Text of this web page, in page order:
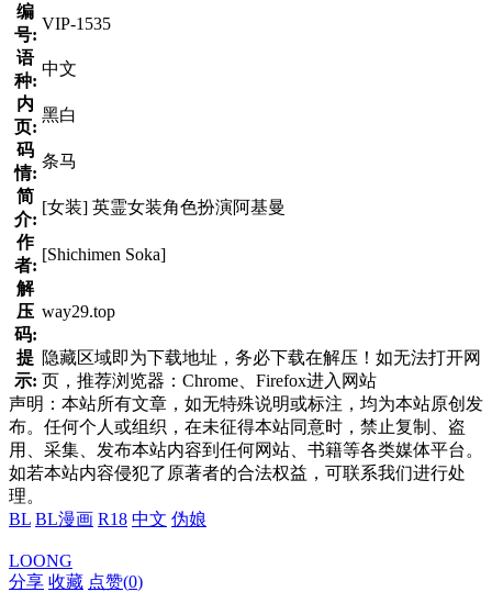
编
号:
VIP-1535
语
种:
中文
内
页:
黑白
码
情:
条马
简
介:
[女装] 英霊女装角色扮演阿基曼
作
者:
[Shichimen Soka]
解
压
码:
way29.top
提
示:
隐藏区域即为下载地址，务必下载在解压！如无法打开网
页，推荐浏览器：Chrome、Firefox进入网站
声明：本站所有文章，如无特殊说明或标注，均为本站原创发
布。任何个人或组织，在未征得本站同意时，禁止复制、盗
用、采集、发布本站内容到任何网站、书籍等各类媒体平台。
如若本站内容侵犯了原著者的合法权益，可联系我们进行处
理。
BL BL漫画 R18 中文 伪娘
LOONG
分享 收藏 点赞(0)